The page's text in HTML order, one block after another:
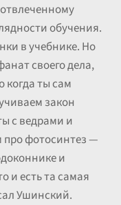
обучения.
в учебнике. Но
своего дела,
когда ты сам
закон
с ведрами и
фотосинтез —
и
и есть та самая
Ушинский.